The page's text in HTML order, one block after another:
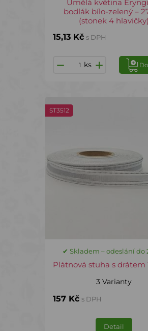
Umělá květina
bodlák bílo-zelený –
(stonek 4 hlavičky)
15,13 Kč s DPH
ks
ST3512
✔ Skladem – odeslání do
Plátnová stuha s drátem
3 Varianty
157 Kč s DPH
Detail